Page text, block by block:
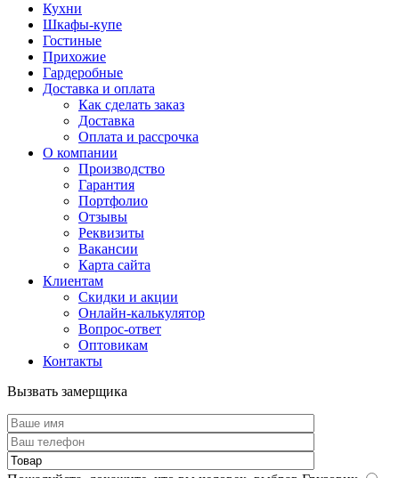
Кухни
Шкафы-купе
Гостиные
Прихожие
Гардеробные
Доставка и оплата
Как сделать заказ
Доставка
Оплата и рассрочка
О компании
Производство
Гарантия
Портфолио
Отзывы
Реквизиты
Вакансии
Карта сайта
Клиентам
Скидки и акции
Онлайн-калькулятор
Вопрос-ответ
Оптовикам
Контакты
Вызвать замерщика